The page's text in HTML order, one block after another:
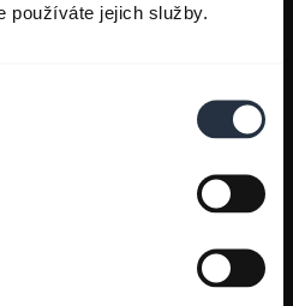
používáte jejich služby.